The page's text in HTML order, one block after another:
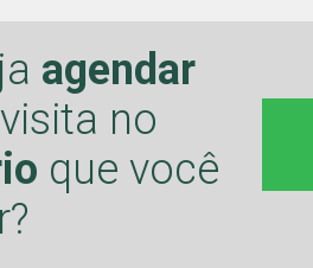
agendar
no
que você